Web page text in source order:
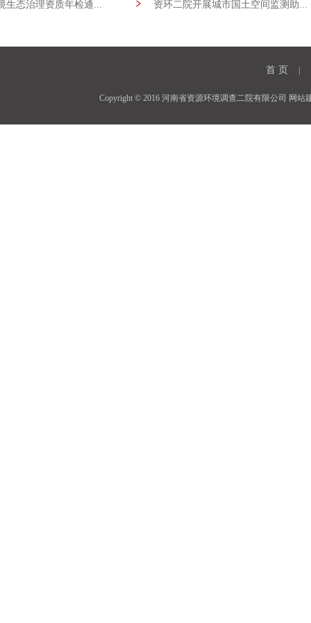
生态治理资质年检通... [09-08]
资环二院开展城市国土空间监测助...
首 页
Copyright © 2016 河南省资源环境调查二院有限公司 网站